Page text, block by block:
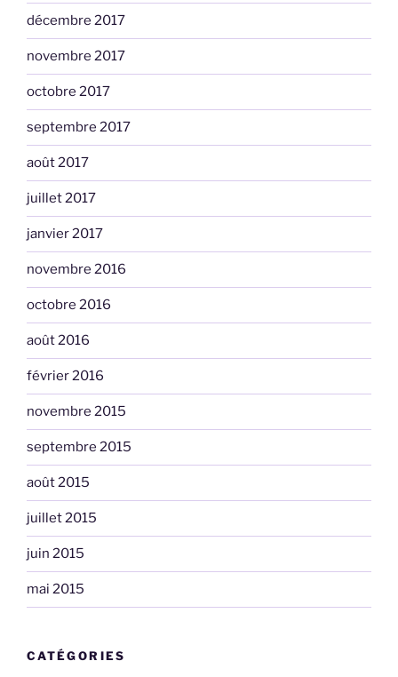
décembre 2017
novembre 2017
octobre 2017
septembre 2017
août 2017
juillet 2017
janvier 2017
novembre 2016
octobre 2016
août 2016
février 2016
novembre 2015
septembre 2015
août 2015
juillet 2015
juin 2015
mai 2015
CATÉGORIES